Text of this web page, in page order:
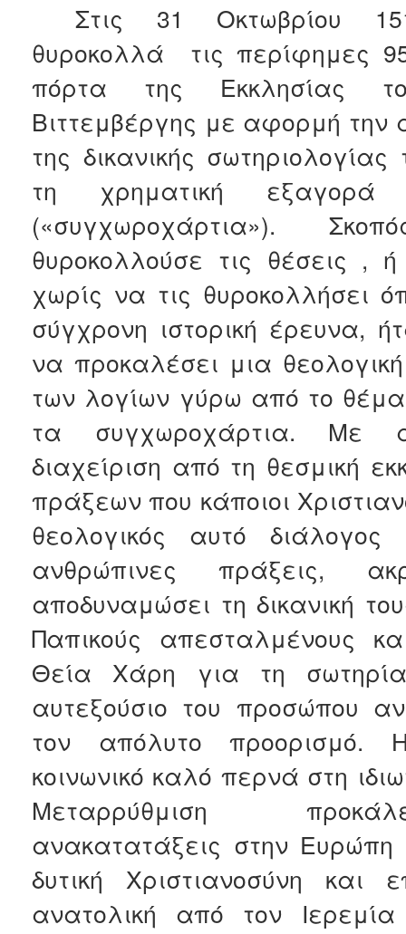
Στις 31 Οκτωβρίου
θυροκολλά τις περίφημες
πόρτα της Εκκλησίας
Βιττεμβέργης με αφορμή την
της δικανικής σωτηριολογίας
τη χρηματική
(«συγχωροχάρτια»).
θυροκολλούσε τις θέσεις ,
χωρίς να τις θυροκολλήσει
σύγχρονη ιστορική έρευνα,
να προκαλέσει μια
των λογίων γύρω από το
τα συγχωροχάρτια. Με
διαχείριση από τη θεσμική
πράξεων που κάποιοι
θεολογικός αυτό διάλογος
ανθρώπινες πράξεις,
αποδυναμώσει τη δικανική
Παπικούς απεσταλμένους
Θεία Χάρη για τη
αυτεξούσιο του προσώπου
τον απόλυτο προορισμό.
κοινωνικό καλό περνά στη
Μεταρρύθμιση
ανακατατάξεις στην Ευρώπη
δυτική Χριστιανοσύνη και
ανατολική από τον